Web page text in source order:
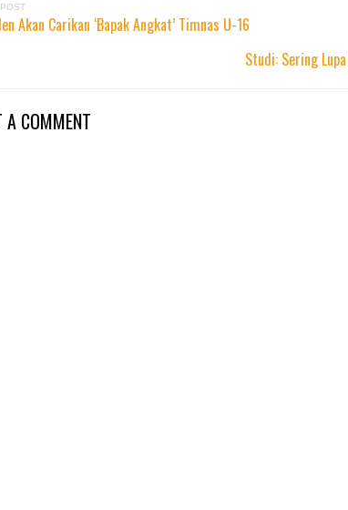
Akan Carikan ‘Bapak Angkat’ Timnas U-16
Studi: Sering
A COMMENT